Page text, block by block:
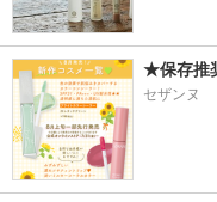
★保存推
セザンヌ